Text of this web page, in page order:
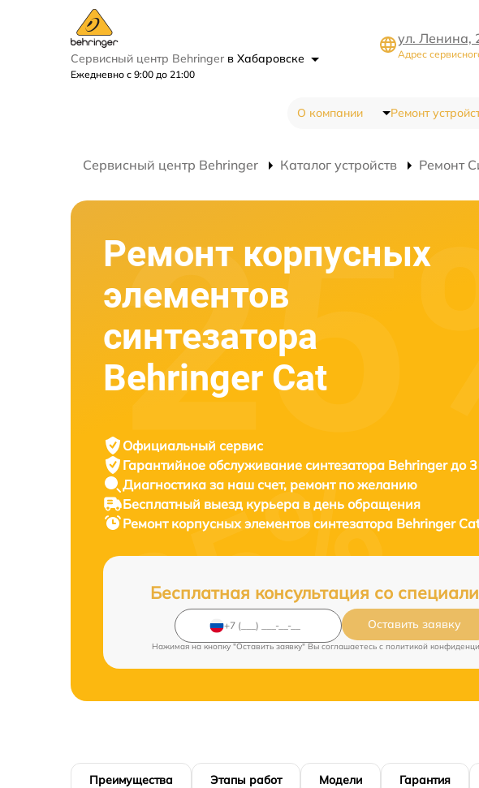
Сервисный центр Behringer в Хабаровске
Ежедневно с 9:00 до 21:00
ул. Ленина,
Адрес
О компании Ремонт
Сервисный центр Behringer Каталог устройств Ремонт
Ремонт корпусных
элементов
синтезатора
Behringer Cat
Официальный сервис
Гарантийное обслуживание синтезатора Behringer до 3
Диагностика за наш счет, ремонт по желанию
Бесплатный выезд курьера в день обращения
Ремонт корпусных элементов синтезатора Behringer
Бесплатная консультация со
Оставить заявку
Нажимая на кнопку "Оставить заявку" Вы соглашаетесь c политикой
Преимущества Этапы работ Модели Гарантия